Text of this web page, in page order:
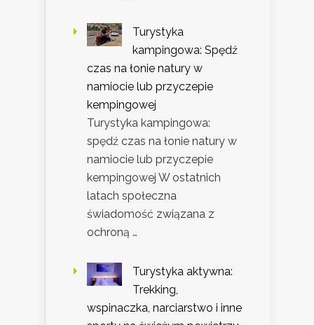
Turystyka
kampingowa: Spędź
czas na łonie natury w
namiocie lub przyczepie
kempingowej
Turystyka kampingowa:
spędź czas na łonie natury w
namiocie lub przyczepie
kempingowej W ostatnich
latach społeczna
świadomość związana z
ochroną …
Turystyka aktywna:
Trekking,
wspinaczka, narciarstwo i inne